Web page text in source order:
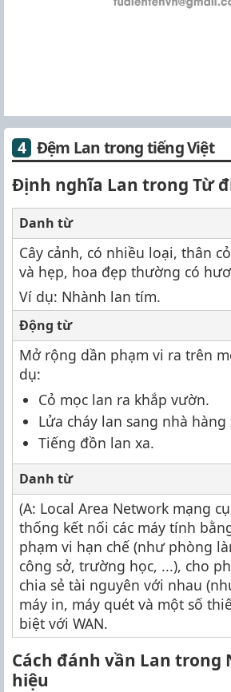
Đệm Lan trong tiếng Việt
Định nghĩa Lan trong Từ
Danh từ
Cây cảnh, có nhiều loại, thân
và hẹp, hoa đẹp thường có
Ví dụ: Nhành lan tím.
Động từ
Mở rộng dần phạm vi ra trên
dụ:
Cỏ mọc lan ra khắp vườn.
Lửa cháy lan sang nhà hàng
Tiếng đồn lan xa.
Danh từ
(A: Local Area Network mạng
thống kết nối các máy tính
phạm vi hạn chế (như phòng
công sở, trường học, ...), cho
chia sẻ tài nguyên với nhau
máy in, máy quét và một số
biệt với WAN.
Cách đánh vần Lan trong
hiệu